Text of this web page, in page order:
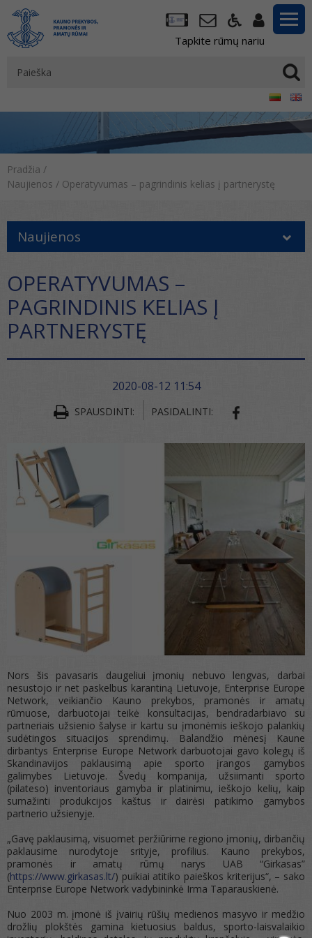
Tapkite rūmų nariu
Pradžia /
Naujienos / Operatyvumas – pagrindinis kelias į partnerystę
Naujienos
OPERATYVUMAS –
PAGRINDINIS KELIAS Į
PARTNERYSTĘ
2020-08-12 11:54
SPAUSDINTI: PASIDALINTI:
Nors šis pavasaris daugeliui įmonių nebuvo lengvas, darbai
nesustojo ir net paskelbus karantiną Lietuvoje, Enterprise Europe
Network, veikiančio Kauno prekybos, pramonės ir amatų
rūmuose, darbuotojai teikė konsultacijas, bendradarbiavo su
partneriais užsienio šalyse ir kartu su įmonėmis ieškojo palankių
sudėtingos situacijos sprendimų. Balandžio mėnesį Kaune
dirbantys Enterprise Europe Network darbuotojai gavo kolegų iš
Skandinavijos paklausimą apie sporto įrangos gamybos
galimybes Lietuvoje. Švedų kompanija, užsiimanti sporto
(pilateso) inventoriaus gamyba ir platinimu, ieškojo kelių, kaip
sumažinti produkcijos kaštus ir dairėsi patikimo gamybos
partnerio užsienyje.
„Gavę paklausimą, visuomet peržiūrime regiono įmonių, dirbančių
paklausime nurodytoje srityje, profilius. Kauno prekybos,
pramonės ir amatų rūmų narys UAB “Girkasas”
(https://www.girkasas.lt/) puikiai atitiko paieškos kriterijus“, – sako
Enterprise Europe Network vadybininkė Irma Taparauskienė.
Nuo 2003 m. įmonė iš įvairių rūšių medienos masyvo ir medžio
drožlių plokštės gamina kietuosius baldus, sporto-laisvalaikio